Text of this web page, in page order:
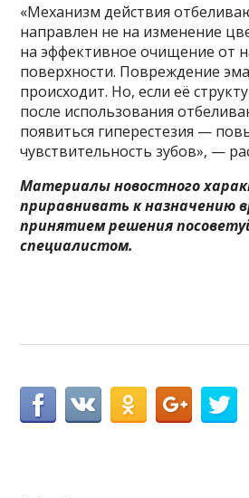
«Механизм действия
направлен не на изменение
на эффективное очищение от
поверхности. Повреждение
происходит. Но, если её
после использования
появиться гиперестезия —
чувствительность зубов», —
Материалы новостного
приравнивать к назначению
принятием решения
специалистом.